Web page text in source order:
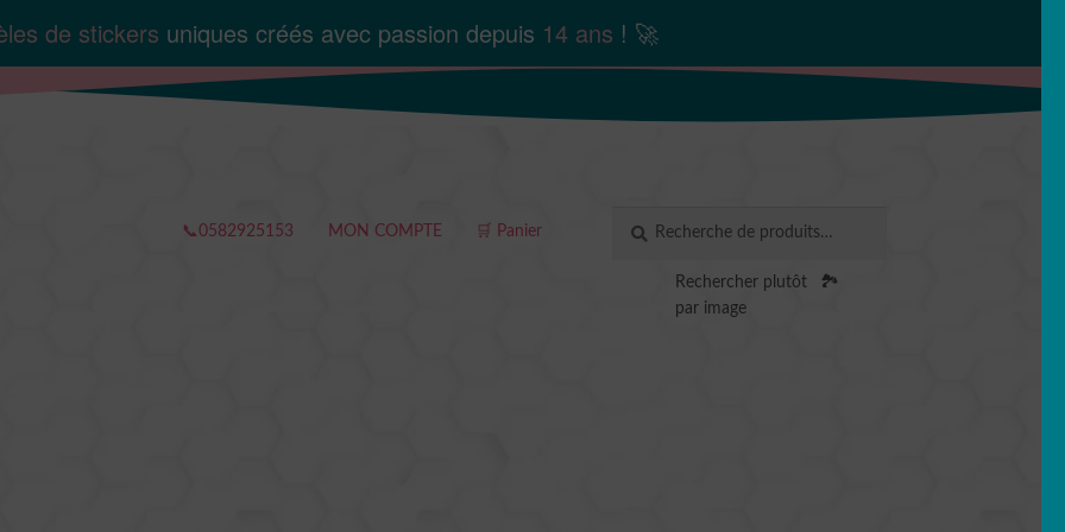
de stickers uniques créés avec passion depuis 14 ans ! 🚀
📞0582925153 MON COMPTE 🛒 Panier
pour :
RECHERCHE
Rechercher plutôt
par image
🏞️